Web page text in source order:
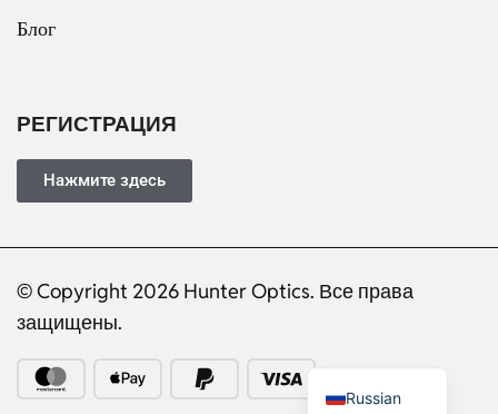
Блог
РЕГИСТРАЦИЯ
Нажмите здесь
© Copyright 2026 Hunter Optics. Все права
защищены.
Russian
German
Portuguese